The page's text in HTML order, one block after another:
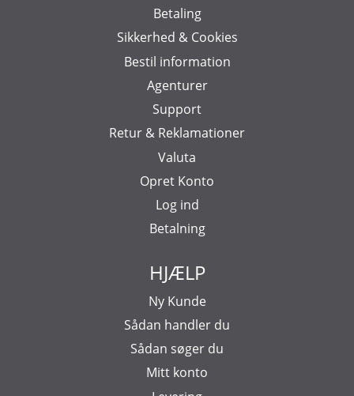
Betaling
Sikkerhed & Cookies
Bestil information
Agenturer
Support
Retur & Reklamationer
Valuta
Opret Konto
Log ind
Betalning
HJÆLP
Ny Kunde
Sådan handler du
Sådan søger du
Mitt konto